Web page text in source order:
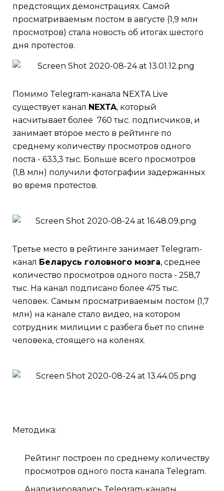
предстоящих демонстрациях. Самой
просматриваемым постом в августе (1,9 млн
просмотров) стала новость об итогах шестого
дня протестов.
Помимо Telegram-канала NEXTA Live
существует канал NEXTA, который
насчитывает более 760 тыс. подписчиков, и
занимает второе место в рейтинге по
среднему количеству просмотров одного
поста - 633,3 тыс. Больше всего просмотров
(1,8 млн) получили фотографии задержанных
во время протестов.
Третье место в рейтинге занимает Telegram-
канал Беларусь головного мозга, среднее
количество просмотров одного поста - 258,7
тыс. На канал подписано более 475 тыс.
человек. Самым просматриваемым постом (1,7
млн) на канале стало видео, на котором
сотрудник милиции с разбега бьет по спине
человека, стоящего на коленях.
Методика:
Рейтинг построен по среднему количеству
просмотров одного поста канала Telegram.